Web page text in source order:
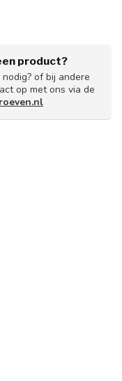
product?
of bij andere
op met ons via de